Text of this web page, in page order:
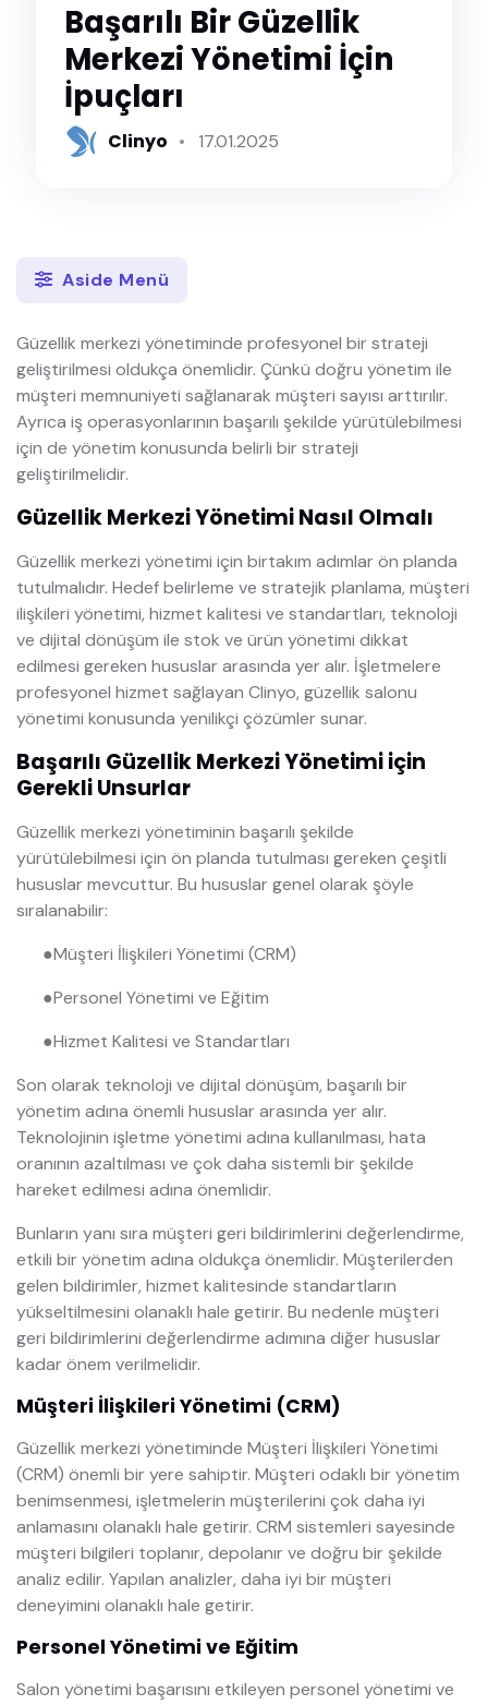
Başarılı Bir Güzellik
Merkezi Yönetimi İçin
İpuçları
Clinyo 17.01.2025
Aside Menü
Güzellik merkezi yönetiminde profesyonel bir strateji
geliştirilmesi oldukça önemlidir. Çünkü doğru yönetim ile
müşteri memnuniyeti sağlanarak müşteri sayısı arttırılır.
Ayrıca iş operasyonlarının başarılı şekilde yürütülebilmesi
için de yönetim konusunda belirli bir strateji
geliştirilmelidir.
Güzellik Merkezi Yönetimi Nasıl Olmalı
Güzellik merkezi yönetimi için birtakım adımlar ön planda
tutulmalıdır. Hedef belirleme ve stratejik planlama, müşteri
ilişkileri yönetimi, hizmet kalitesi ve standartları, teknoloji
ve dijital dönüşüm ile stok ve ürün yönetimi dikkat
edilmesi gereken hususlar arasında yer alır. İşletmelere
profesyonel hizmet sağlayan Clinyo, güzellik salonu
yönetimi konusunda yenilikçi çözümler sunar.
Başarılı Güzellik Merkezi Yönetimi için
Gerekli Unsurlar
Güzellik merkezi yönetiminin başarılı şekilde
yürütülebilmesi için ön planda tutulması gereken çeşitli
hususlar mevcuttur. Bu hususlar genel olarak şöyle
sıralanabilir:
●Müşteri İlişkileri Yönetimi (CRM)
●Personel Yönetimi ve Eğitim
●Hizmet Kalitesi ve Standartları
Son olarak teknoloji ve dijital dönüşüm, başarılı bir
yönetim adına önemli hususlar arasında yer alır.
Teknolojinin işletme yönetimi adına kullanılması, hata
oranının azaltılması ve çok daha sistemli bir şekilde
hareket edilmesi adına önemlidir.
Bunların yanı sıra müşteri geri bildirimlerini değerlendirme,
etkili bir yönetim adına oldukça önemlidir. Müşterilerden
gelen bildirimler, hizmet kalitesinde standartların
yükseltilmesini olanaklı hale getirir. Bu nedenle müşteri
geri bildirimlerini değerlendirme adımına diğer hususlar
kadar önem verilmelidir.
Müşteri İlişkileri Yönetimi (CRM)
Güzellik merkezi yönetiminde Müşteri İlişkileri Yönetimi
(CRM) önemli bir yere sahiptir. Müşteri odaklı bir yönetim
benimsenmesi, işletmelerin müşterilerini çok daha iyi
anlamasını olanaklı hale getirir. CRM sistemleri sayesinde
müşteri bilgileri toplanır, depolanır ve doğru bir şekilde
analiz edilir. Yapılan analizler, daha iyi bir müşteri
deneyimini olanaklı hale getirir.
Personel Yönetimi ve Eğitim
Salon yönetimi başarısını etkileyen personel yönetimi ve